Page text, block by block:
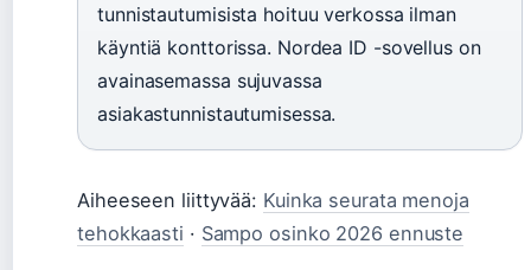
tunnistautumisista hoituu verkossa ilman
käyntiä konttorissa. Nordea ID -sovellus on
avainasemassa sujuvassa
asiakastunnistautumisessa.
Aiheeseen liittyvää: Kuinka seurata menoja
tehokkaasti · Sampo osinko 2026 ennuste